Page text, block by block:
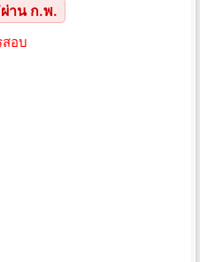
าน ก.พ.
อบ